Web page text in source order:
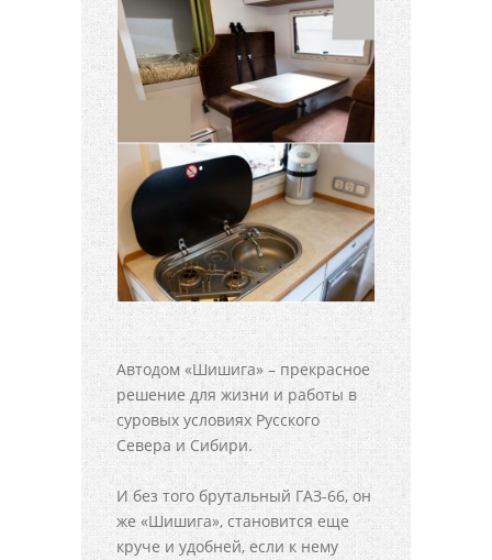
Автодом «Шишига» – прекрасное
решение для жизни и работы в
суровых условиях Русского
Севера и Сибири.
И без того брутальный ГАЗ-66, он
же «Шишига», становится еще
круче и удобней, если к нему